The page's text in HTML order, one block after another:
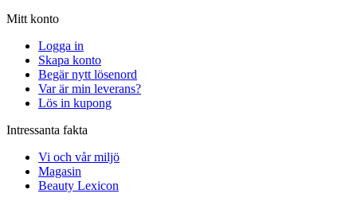
Mitt konto
Logga in
Skapa konto
Begär nytt lösenord
Var är min leverans?
Lös in kupong
Intressanta fakta
Vi och vår miljö
Magasin
Beauty Lexicon